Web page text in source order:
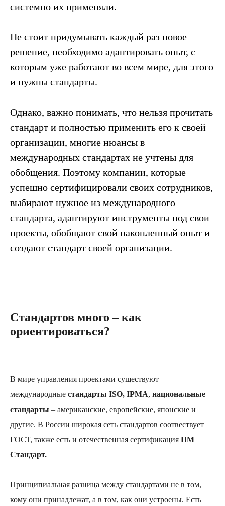
системно их применяли.
Не стоит придумывать каждый раз новое
решение, необходимо адаптировать опыт, с
которым уже работают во всем мире, для этого
и нужны стандарты.
Однако, важно понимать, что нельзя прочитать
стандарт и полностью применить его к своей
организации, многие нюансы в
международных стандартах не учтены для
обобщения. Поэтому компании, которые
успешно сертифицировали своих сотрудников,
выбирают нужное из международного
стандарта, адаптируют инструменты под свои
проекты, обобщают свой накопленный опыт и
создают стандарт своей организации.
Стандартов много – как
ориентироваться?
В мире управления проектами существуют
международные стандарты ISO, IPMА, национальные
стандарты – американские, европейские, японские и
другие. В России широкая сеть стандартов соотвествует
ГОСТ, также есть и отечественная сертификация ПМ
Стандарт.
Принципиальная разница между стандартами не в том,
кому они принадлежат, а в том, как они устроены. Есть